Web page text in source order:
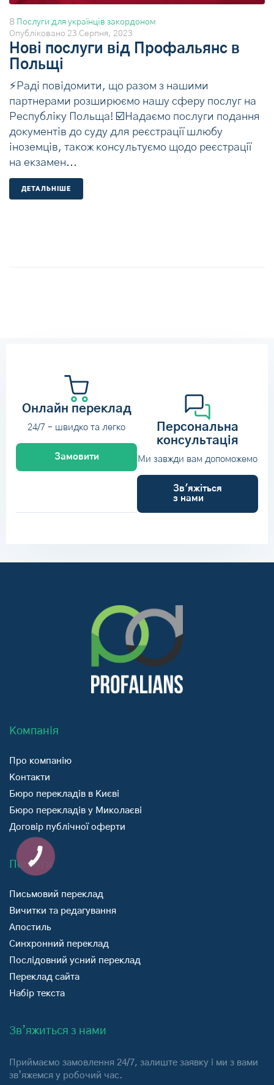
В Послуги для українців закордоном
Опубліковано 23 Серпня, 2023
Нові послуги від Профальянс в
Польщі
⚡Раді повідомити, що разом з нашими
партнерами розширюємо нашу сферу послуг на
Республіку Польща! ☑️Надаємо послуги подання
документів до суду для реєстрації шлюбу
іноземців, також консультуємо щодо реєстрації
на екзамен...
ДЕТАЛЬНIШЕ
Онлайн переклад
24/7 – швидко та легко
Замовити
Персональна
консультація
Ми завжди вам допоможемо
Зв'яжіться
з нами
Компанія
Про компанію
Контакти
Бюро перекладів в Києві
Бюро перекладів у Миколаєві
Договір публічної оферти
Послуги
Письмовий переклад
Вичитки та редагування
Апостиль
Синхронний переклад
Послідовний усний переклад
Переклад сайта
Набір текста
Зв’яжиться з нами
Приймаємо замовлення 24/7, залиште заявку і ми з вами
зв’яжемся у робочий час.